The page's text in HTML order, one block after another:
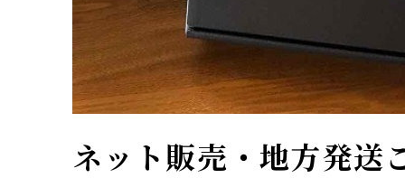
ネット販売・地方発送